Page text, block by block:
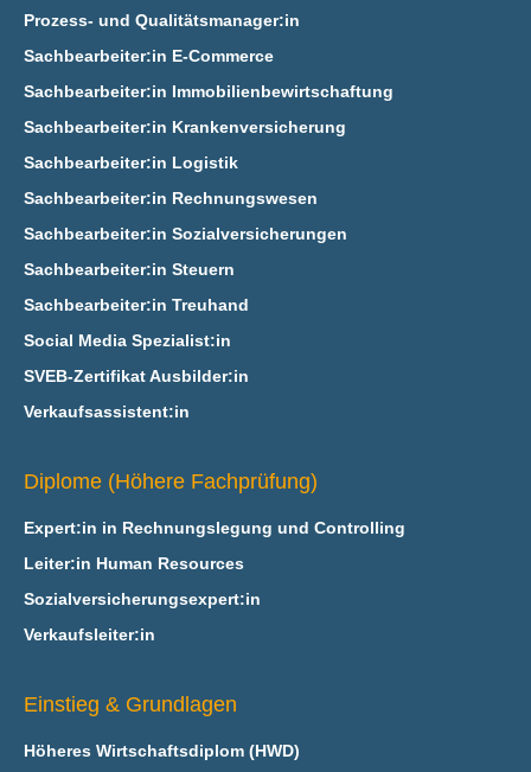
Prozess- und Qualitätsmanager:in
Sachbearbeiter:in E‑Commerce
Sachbearbeiter:in Immobilienbewirtschaftung
Sachbearbeiter:in Krankenversicherung
Sachbearbeiter:in Logistik
Sachbearbeiter:in Rechnungswesen
Sachbearbeiter:in Sozialversicherungen
Sachbearbeiter:in Steuern
Sachbearbeiter:in Treuhand
Social Media Spezialist:in
SVEB-Zertifikat Ausbilder:in
Verkaufsassistent:in
Diplome (Höhere Fachprüfung)
Expert:in in Rechnungslegung und Controlling
Leiter:in Human Resources
Sozialversicherungsexpert:in
Verkaufsleiter:in
Einstieg & Grundlagen
Höheres Wirtschaftsdiplom (HWD)